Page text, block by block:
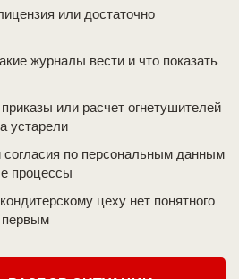
или достаточно
журналы вести и что показать
или расчет огнетушителей
устарели
по персональным данным
процессы
цеху нет понятного
первым